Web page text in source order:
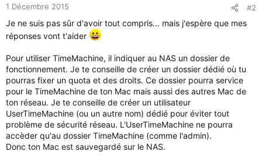
1 Décembre 2015 #2
Je ne suis pas sûr d'avoir tout compris... mais j'espère que mes
réponses vont t'aider
Pour utiliser TimeMachine, il indiquer au NAS un dossier de
fonctionnement. Je te conseille de créer un dossier dédié où tu
pourras fixer un quota et des droits. Ce dossier pourra service
pour le TimeMachine de ton Mac mais aussi des autres Mac de
ton réseau. Je te conseille de créer un utilisateur
UserTimeMachine (ou un autre nom) dédié pour éviter tout
problème de sécurité réseau. L'UserTimeMachine ne pourra
accèder qu'au dossier TimeMachine (comme l'admin).
Donc ton Mac est sauvegardé sur le NAS.